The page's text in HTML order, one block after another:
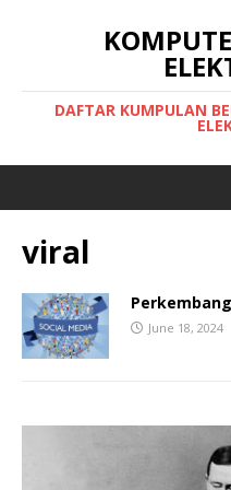
DAFTAR KUMPULAN
viral
June 18, 2024